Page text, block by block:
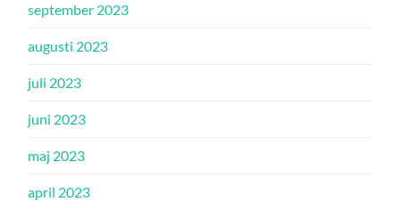
september 2023
augusti 2023
juli 2023
juni 2023
maj 2023
april 2023